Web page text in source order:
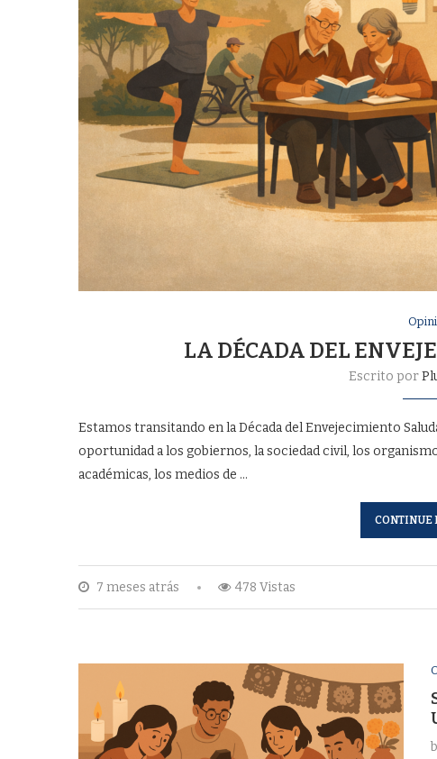
LA DÉCADA DEL
Escrito por
Estamos transitando en la Década del Envejecimiento
oportunidad a los gobiernos, la sociedad civil, los
académicas, los medios de …
CONTINUE
7 meses atrás 478 Vistas